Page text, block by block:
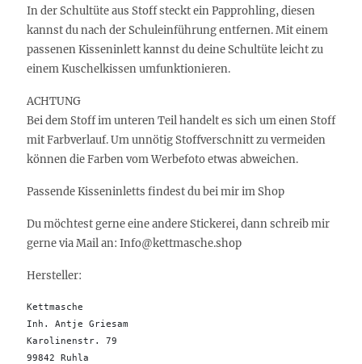
In der Schultüte aus Stoff steckt ein Papprohling, diesen
kannst du nach der Schuleinführung entfernen. Mit einem
passenen Kisseninlett kannst du deine Schultüte leicht zu
einem Kuschelkissen umfunktionieren.
ACHTUNG
Bei dem Stoff im unteren Teil handelt es sich um einen Stoff
mit Farbverlauf. Um unnötig Stoffverschnitt zu vermeiden
können die Farben vom Werbefoto etwas abweichen.
Passende Kisseninletts findest du bei mir im Shop
Du möchtest gerne eine andere Stickerei, dann schreib mir
gerne via Mail an: Info@kettmasche.shop
Hersteller:
Kettmasche
Inh. Antje Griesam
Karolinenstr. 79
99842 Ruhla